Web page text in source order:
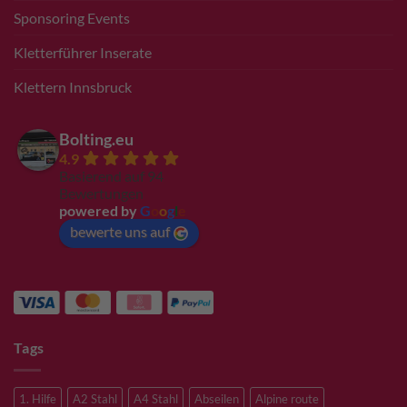
Sponsoring Events
Kletterführer Inserate
Klettern Innsbruck
Bolting.eu
4.9
Basierend auf 94
Bewertungen
powered by G ogl
bewerte uns auf
Tags
1. Hilfe A2 Stahl A4 Stahl Abseilen
Alpine route